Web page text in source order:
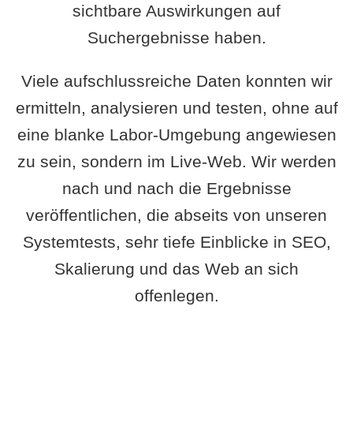
sichtbare Auswirkungen auf
Suchergebnisse haben.
Viele aufschlussreiche Daten konnten wir
ermitteln, analysieren und testen, ohne auf
eine blanke Labor-Umgebung angewiesen
zu sein, sondern im Live-Web. Wir werden
nach und nach die Ergebnisse
veröffentlichen, die abseits von unseren
Systemtests, sehr tiefe Einblicke in SEO,
Skalierung und das Web an sich
offenlegen.